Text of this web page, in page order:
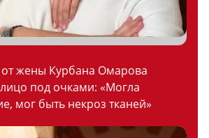
жены Курбана Омарова
под очками: «Могла
мог быть некроз тканей»